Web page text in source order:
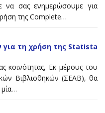
να σας ενημερώσουμε για
της Complete…
για τη χρήση της Statista
κοινότητας, Εκ μέρους του
Βιβλιοθηκών (ΣΕΑΒ), θα